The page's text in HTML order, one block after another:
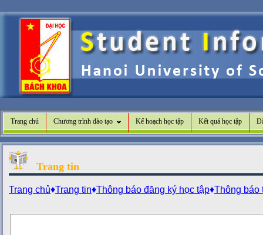
Trang chủ Chương trình đào tạo Kế hoạch học tập Kết quả học tập
Trang tin
Trang chủ♦Trang tin♦Thông báo đăng ký học tập♦Thông báo